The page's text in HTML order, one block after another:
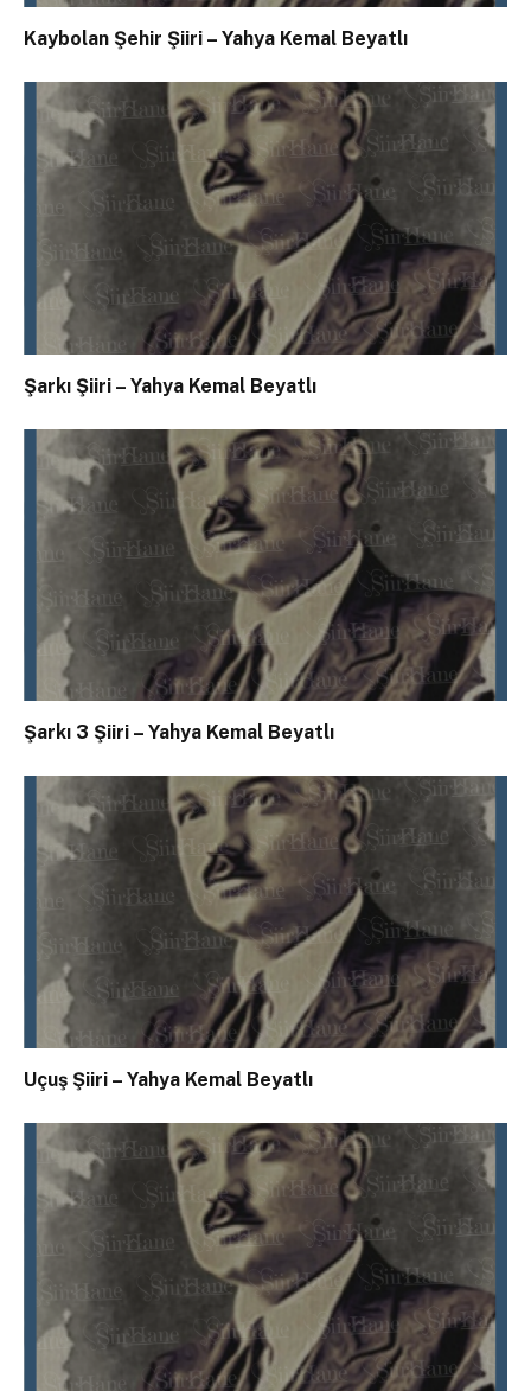
Kaybolan Şehir Şiiri – Yahya Kemal Beyatlı
Şarkı Şiiri – Yahya Kemal Beyatlı
Şarkı 3 Şiiri – Yahya Kemal Beyatlı
Uçuş Şiiri – Yahya Kemal Beyatlı